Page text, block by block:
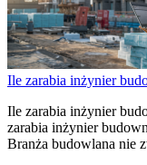
Ile zarabia inżynier
Ile zarabia inżynier
zarabia inżynier
Branża budowlana nie